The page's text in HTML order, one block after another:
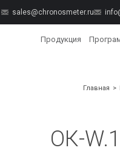
sales@chronosmeter.ru
Продукция
Главная
ОК-